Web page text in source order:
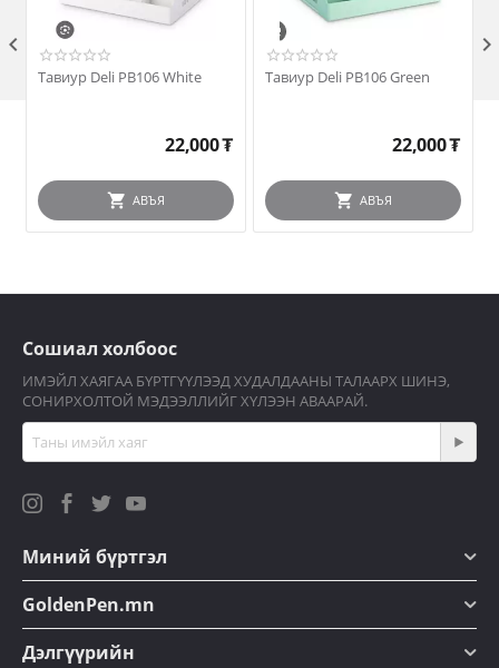
Тавиур Deli PB106 White
22,000₮
АВЪЯ
Тавиур Deli PB106 Green
22,000₮
АВЪЯ
 
Сошиал холбоос
ИМЭЙЛ ХАЯГАА БҮРТГҮҮЛЭЭД ХУДАЛДААНЫ ТАЛААРХ ШИНЭ,
СОНИРХОЛТОЙ МЭДЭЭЛЛИЙГ ХҮЛЭЭН АВААРАЙ.
Миний бүртгэл
GoldenPen.mn
Дэлгүүрийн